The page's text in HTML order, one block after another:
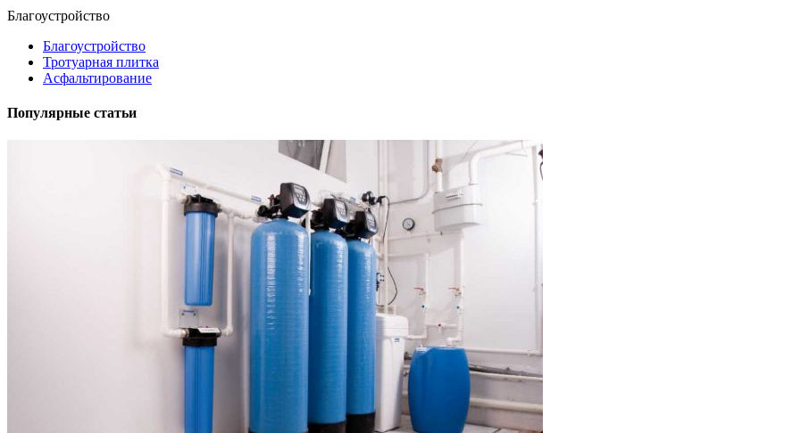
Благоустройство
Благоустройство
Тротуарная плитка
Асфальтирование
Популярные статьи